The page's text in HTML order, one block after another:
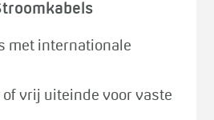
met internationale
of vrij uiteinde voor vaste